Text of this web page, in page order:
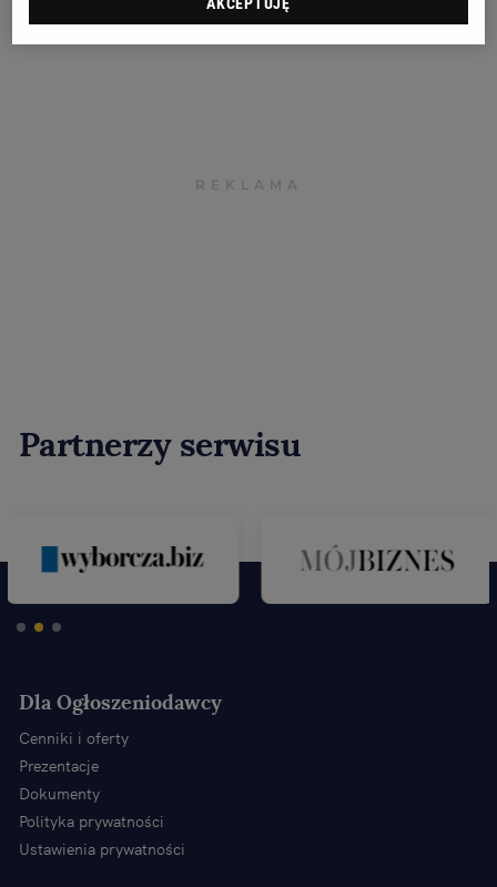
Partnerzy serwisu
Dla Ogłoszeniodawcy
Cenniki i oferty
Prezentacje
Dokumenty
Polityka prywatności
Ustawienia prywatności
AKCEPTUJĘ